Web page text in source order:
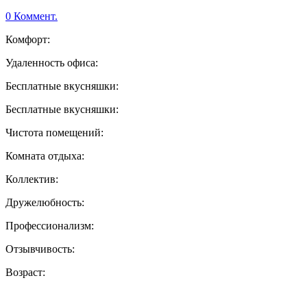
0 Коммент.
Комфорт:
Удаленность офиса:
Бесплатные вкусняшки:
Бесплатные вкусняшки:
Чистота помещений:
Комната отдыха:
Коллектив:
Дружелюбность:
Профессионализм:
Отзывчивость:
Возраст: